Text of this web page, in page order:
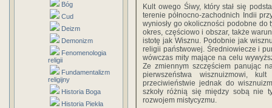
Bóg
Cud
Deizm
Demonizm
Fenomenologia
religii
Fundamentalizm
religijny
Historia Boga
Historia Piekła
Kult owego Śiwy, który stał się
terenie północno-zachodnich Indii
wyniosły go okoliczności podobne do
okres, częściowo i obszar, także
istotę jak Wisznu. Podobnie jak
religii państwowej. Średniowiecze i
wówczas mity mające na celu
Ze zmiennym szczęściem panując
pierwszeństwa wisznuizmowi,
przeciwieństwie jednak do
szkoły różnią się między sobą nie
rozwojem mistycyzmu.